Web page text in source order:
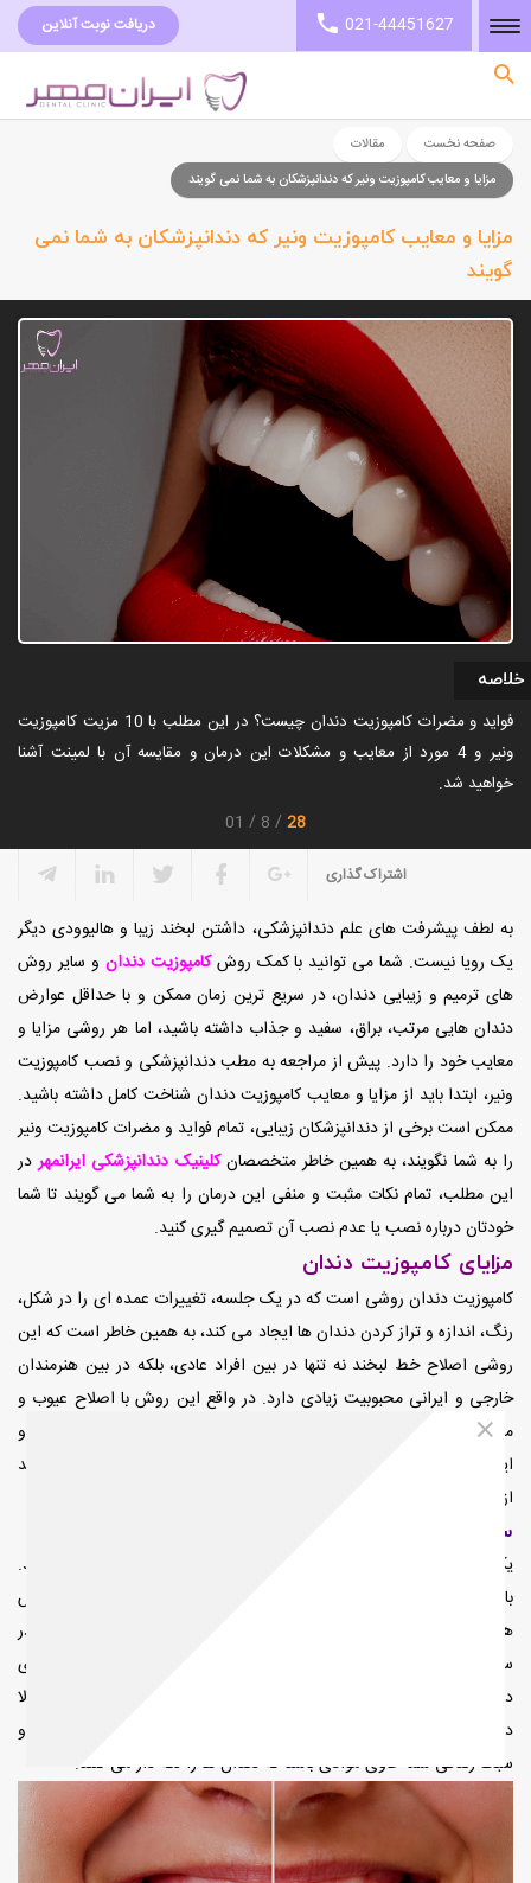
صفحه نخست
دریافت نوبت آنلاین 021-44451627
صفحه نخست
مقالات
مزایا و معایب کامپوزیت ونیر که دندانپزشکان به شما نمی گویند
مزایا و معایب کامپوزیت ونیر که دندانپزشکان به شما نمی
گویند
خلاصه
فواید و مضرات کامپوزیت دندان چیست؟ در این مطلب با 10 مزیت کامپوزیت
ونیر و 4 مورد از معایب و مشکلات این درمان و مقایسه آن با لمینت آشنا
خواهید شد.
28
8
01
اشتراک گذاری
به لطف پیشرفت های علم دندانپزشکی، داشتن لبخند زیبا و هالیوودی دیگر
یک رویا نیست. شما می توانید با کمک روشکامپوزیت دندان و سایر روش
های ترمیم و زیبایی دندان، در سریع ترین زمان ممکن و با حداقل عوارض
دندان هایی مرتب، براق، سفید و جذاب داشته باشید، اما هر روشی مزایا و
معایب خود را دارد. پیش از مراجعه به مطب دندانپزشکی و نصب کامپوزیت
ونیر، ابتدا باید از مزایا و معایب کامپوزیت دندان شناخت کامل داشته باشید.
ممکن است برخی از دندانپزشکان زیبایی، تمام فواید و مضرات کامپوزیت ونیر
را به شما نگویند، به همین خاطر متخصصانکلینیک دندانپزشکی ایرانمهردر
این مطلب، تمام نکات مثبت و منفی این درمان را به شما می گویند تا شما
خودتان درباره نصب یا عدم نصب آن تصمیم گیری کنید.
مزایای کامپوزیت دندان
کامپوزیت دندان روشی است که در یک جلسه، تغییرات عمده ای را در شکل،
رنگ، اندازه و تراز کردن دندان ها ایجاد می کند، به همین خاطر است که این
روشی اصلاح خط لبخند نه تنها در بین افراد عادی، بلکه در بین هنرمندان
خارجی و ایرانی محبوبیت زیادی دارد. در واقع این روش با اصلاح عیوب و
مشکلات ظاهری، اعتماد به نفس از دست رفته افراد را به آنها باز می گرداند و
این مهم ترین فایده کامپوزیت دندان است. مزایای کامپوزیت دندان عبارتند
از:
سفید کردن دندان
یکی از اصلی ترین مزایای کامپوزیت ونیر، سفید کردن رنگ دندان ها میباشد.
با اینکه روش های زیادی برای تغییر رنگ دندان ها وجود دارد، اما این روش
ها درمان موثری برای تمام افراد نیستند، مثلا استفاده از خمیر دندان یا پودر
سفید کننده، شاید باعث سفیدتر شدن دندان ها شود اما نمی تواند برای
دندان های پر شده که نقره ای هستند، کاری انجام دهد. همچنین معمولا
دوام و عمر این روش های درمانی زیاد نیست، به خصوص اگر رژیم غذایی و
سبک زندگی شما حاوی موادی باشد که دندان ها را لکه دار می کنند.